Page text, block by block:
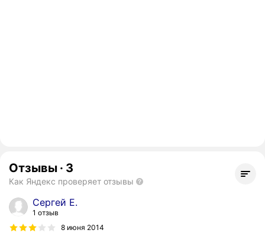
Отзывы · 3
Как Яндекс проверяет отзывы
Сергей Е.
1 отзыв
8 июня 2014